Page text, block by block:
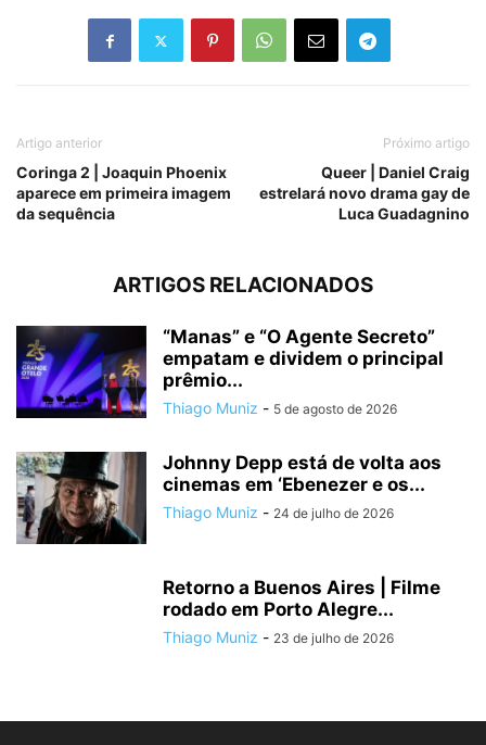
Artigo anterior
Coringa 2 | Joaquin Phoenix
aparece em primeira imagem
da sequência
Próximo artigo
Queer | Daniel Craig
estrelará novo drama gay de
Luca Guadagnino
ARTIGOS RELACIONADOS
“Manas” e “O Agente Secreto”
empatam e dividem o principal
prêmio...
Thiago Muniz - 5 de agosto de 2026
Johnny Depp está de volta aos
cinemas em ‘Ebenezer e os...
Thiago Muniz - 24 de julho de 2026
Retorno a Buenos Aires | Filme
rodado em Porto Alegre...
Thiago Muniz - 23 de julho de 2026